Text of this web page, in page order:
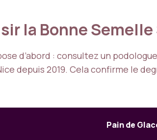
la Bonne
d’abord : consultez un
depuis 2019. Cela confirme le
Pain de